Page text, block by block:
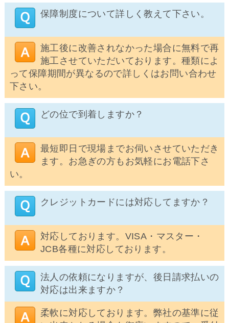
保障制度について詳しく教えて下さい。
施工後に改善されなかった場合に無料で再
施工させていただいております。種類によ
って保障期間が異なるので詳しくはお問い合わせ
下さい。
どの位で到着しますか？
最短即日で現場までお伺いさせていただき
ます。お急ぎの方もお気軽にお電話下さ
い。
クレジットカードには対応してますか？
対応しております。VISA・マスター・
JCB各種に対応しております。
法人の依頼になりますが、後日請求払いの
対応は出来ますか？
柔軟に対応しております。弊社の基準に従